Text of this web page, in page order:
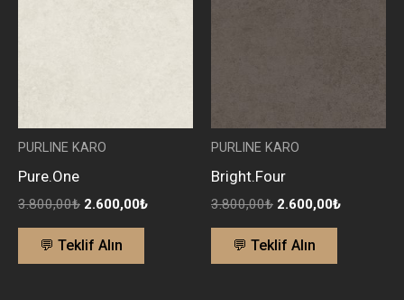
PURLINE KARO
Pure.One
3.800,00₺ 2.600,00₺
💬 Teklif Alın
PURLINE KARO
Bright.Four
3.800,00₺ 2.600,00₺
💬 Teklif Alın